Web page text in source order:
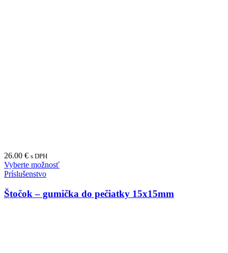
26.00 € s DPH
Vyberte možnosť
Príslušenstvo
Štočok – gumička do pečiatky 15x15mm